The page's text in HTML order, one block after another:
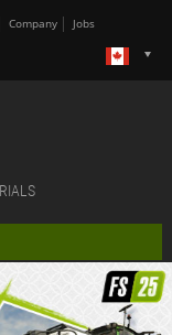
Company Jobs